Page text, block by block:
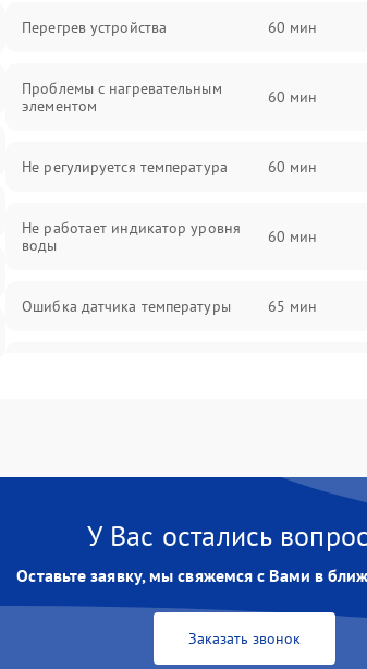
Перегрев устройства 60 мин
Проблемы с нагревательным
элементом
60 мин
Не регулируется температура 60 мин
Не работает индикатор уровня
воды
60 мин
Ошибка датчика температуры 65 мин
70 мин
Не сохраняет настройки 65 мин
Не включается 60 мин
У Вас остались
Оставьте заявку, мы свяжемся с Вами в
Заказать звонок